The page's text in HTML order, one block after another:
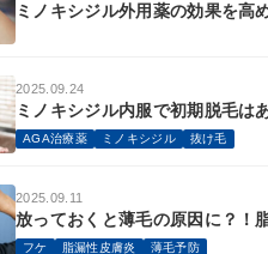
ミノキシジル外用薬の効果を高
2025.09.24
ミノキシジル内服で初期脱毛は
AGA治療薬 ミノキシジル 抜け毛
2025.09.11
放っておくと薄毛の原因に？！
フケ 脂漏性皮膚炎 薄毛予防